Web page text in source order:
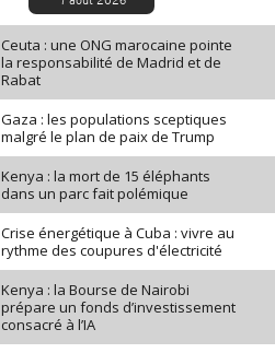
Ceuta : une ONG marocaine pointe
la responsabilité de Madrid et de
Rabat
Gaza : les populations sceptiques
malgré le plan de paix de Trump
Kenya : la mort de 15 éléphants
dans un parc fait polémique
Crise énergétique à Cuba : vivre au
rythme des coupures d'électricité
Kenya : la Bourse de Nairobi
prépare un fonds d’investissement
consacré à l’IA